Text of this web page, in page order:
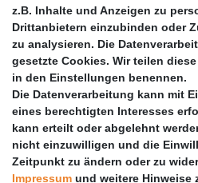
Anleitungen
Vertrag widerrufen
PARTNER
DHL
GLS
PaketPLUS
z.B. Inhalte und Anzeigen zu
Drittanbietern einzubinden oder
zu analysieren. Die
gesetzte Cookies. Wir teilen
in den Einstellungen benennen.
Die Datenverarbeitung kann mit
eines berechtigten Interesses
kann erteilt oder abgelehnt
nicht einzuwilligen und die
Zeitpunkt zu ändern oder zu
Impressum und weitere Hinweise